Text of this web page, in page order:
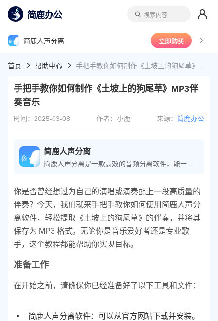
简鹿办公 搜索内容
简鹿人声分离 立即购买
首页 帮助中心
手把手教你如何制作《土坡上的狗尾草》MP3伴
奏音乐
时间：2025-03-08 作者：小鹿 来源： 简鹿办公
简鹿人声分离
你是否曾经想过为自己的演唱或演奏配上一段高质量的
伴奏？今天，我们就来手把手教你如何使用简鹿人声分
离软件，轻松提取《土坡上的狗尾草》的伴奏，并将其
保存为 MP3 格式。无论你是音乐爱好者还是专业歌
手，这个教程都能帮助你实现目标。
准备工作
在开始之前，请确保你已经准备好了以下工具和文件：
简鹿人声分离软件：可以从官方网站下载并安装。